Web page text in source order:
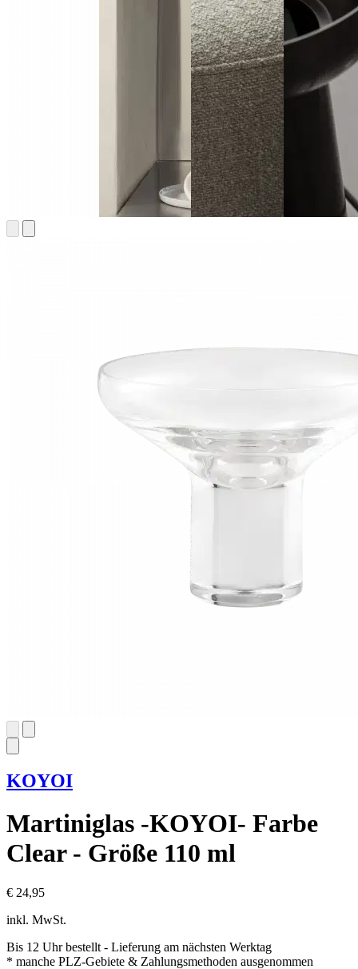
KOYOI
Martiniglas -KOYOI- Farbe
Clear - Größe 110 ml
€ 24,95
inkl. MwSt.
Bis 12 Uhr bestellt - Lieferung am nächsten Werktag
* manche PLZ-Gebiete & Zahlungsmethoden ausgenommen